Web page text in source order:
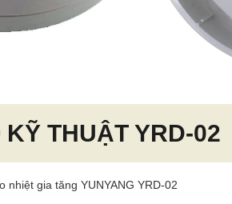
KỸ THUẬT YRD-02
nhiệt gia tăng YUNYANG YRD-02